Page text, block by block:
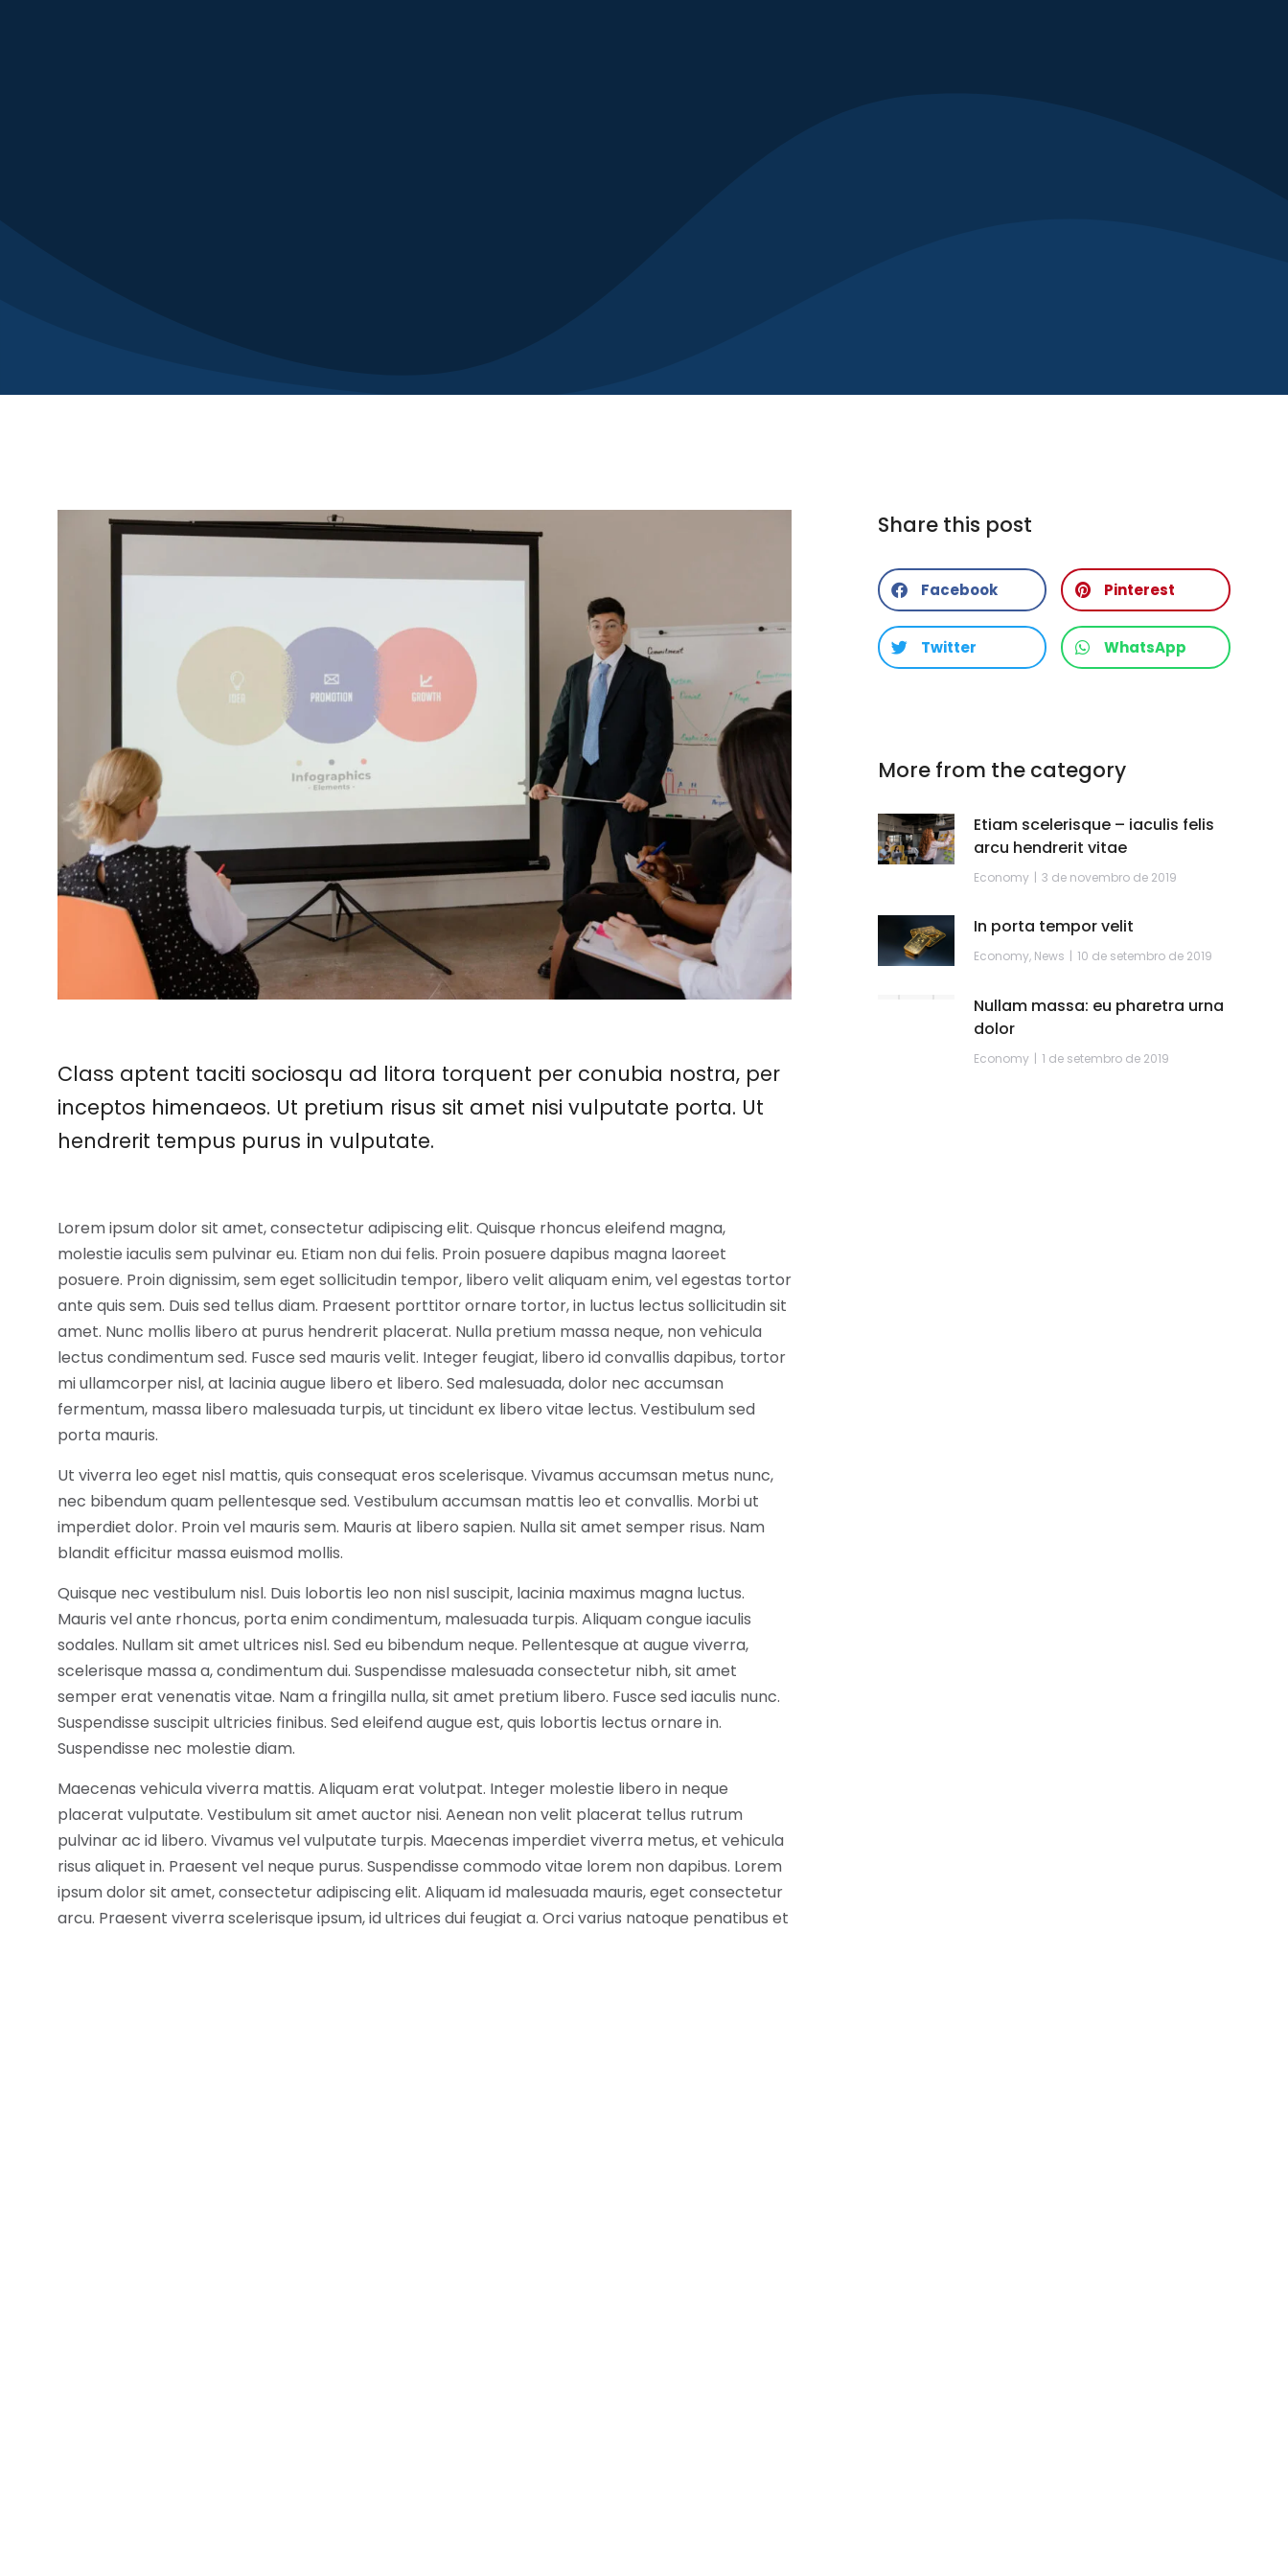
Class aptent taciti sociosqu ad litora torquent per conubia nostra, per
inceptos himenaeos. Ut pretium risus sit amet nisi vulputate porta. Ut
hendrerit tempus purus in vulputate.
Lorem ipsum dolor sit amet, consectetur adipiscing elit. Quisque rhoncus eleifend magna,
molestie iaculis sem pulvinar eu. Etiam non dui felis. Proin posuere dapibus magna laoreet
posuere. Proin dignissim, sem eget sollicitudin tempor, libero velit aliquam enim, vel egestas tortor
ante quis sem. Duis sed tellus diam. Praesent porttitor ornare tortor, in luctus lectus sollicitudin sit
amet. Nunc mollis libero at purus hendrerit placerat. Nulla pretium massa neque, non vehicula
lectus condimentum sed. Fusce sed mauris velit. Integer feugiat, libero id convallis dapibus, tortor
mi ullamcorper nisl, at lacinia augue libero et libero. Sed malesuada, dolor nec accumsan
fermentum, massa libero malesuada turpis, ut tincidunt ex libero vitae lectus. Vestibulum sed
porta mauris.
Ut viverra leo eget nisl mattis, quis consequat eros scelerisque. Vivamus accumsan metus nunc,
nec bibendum quam pellentesque sed. Vestibulum accumsan mattis leo et convallis. Morbi ut
imperdiet dolor. Proin vel mauris sem. Mauris at libero sapien. Nulla sit amet semper risus. Nam
blandit efficitur massa euismod mollis.
Quisque nec vestibulum nisl. Duis lobortis leo non nisl suscipit, lacinia maximus magna luctus.
Mauris vel ante rhoncus, porta enim condimentum, malesuada turpis. Aliquam congue iaculis
sodales. Nullam sit amet ultrices nisl. Sed eu bibendum neque. Pellentesque at augue viverra,
scelerisque massa a, condimentum dui. Suspendisse malesuada consectetur nibh, sit amet
semper erat venenatis vitae. Nam a fringilla nulla, sit amet pretium libero. Fusce sed iaculis nunc.
Suspendisse suscipit ultricies finibus. Sed eleifend augue est, quis lobortis lectus ornare in.
Suspendisse nec molestie diam.
Maecenas vehicula viverra mattis. Aliquam erat volutpat. Integer molestie libero in neque
placerat vulputate. Vestibulum sit amet auctor nisi. Aenean non velit placerat tellus rutrum
pulvinar ac id libero. Vivamus vel vulputate turpis. Maecenas imperdiet viverra metus, et vehicula
risus aliquet in. Praesent vel neque purus. Suspendisse commodo vitae lorem non dapibus. Lorem
ipsum dolor sit amet, consectetur adipiscing elit. Aliquam id malesuada mauris, eget consectetur
arcu. Praesent viverra scelerisque ipsum, id ultrices dui feugiat a. Orci varius natoque penatibus et
Share this post
Facebook Pinterest
Twitter WhatsApp
More from the category
Etiam scelerisque – iaculis felis
arcu hendrerit vitae
Economy 3 de novembro de 2019
In porta tempor velit
Economy, News 10 de setembro de 2019
Nullam massa: eu pharetra urna
dolor
Economy 1 de setembro de 2019